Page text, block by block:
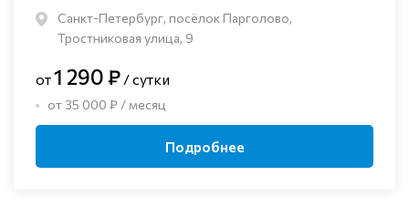
Санкт-Петербург, посёлок Парголово,
Тростниковая улица, 9
от1 290 ₽ / сутки
от 35 000 ₽ / месяц
Подробнее